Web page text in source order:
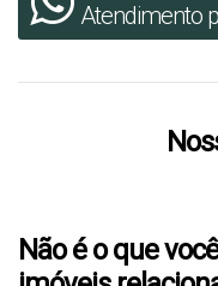
Atendimento
Não é o que